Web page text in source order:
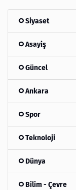
Siyaset
Asayiş
Güncel
Ankara
Spor
Teknoloji
Dünya
Bilim - Çevre